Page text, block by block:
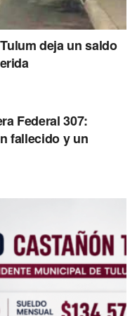
de gran tamaño.
años, situación que
a mejorar sus
largas esperas y
de Hoteles de
deja un saldo
Federal 307:
fallecido y un